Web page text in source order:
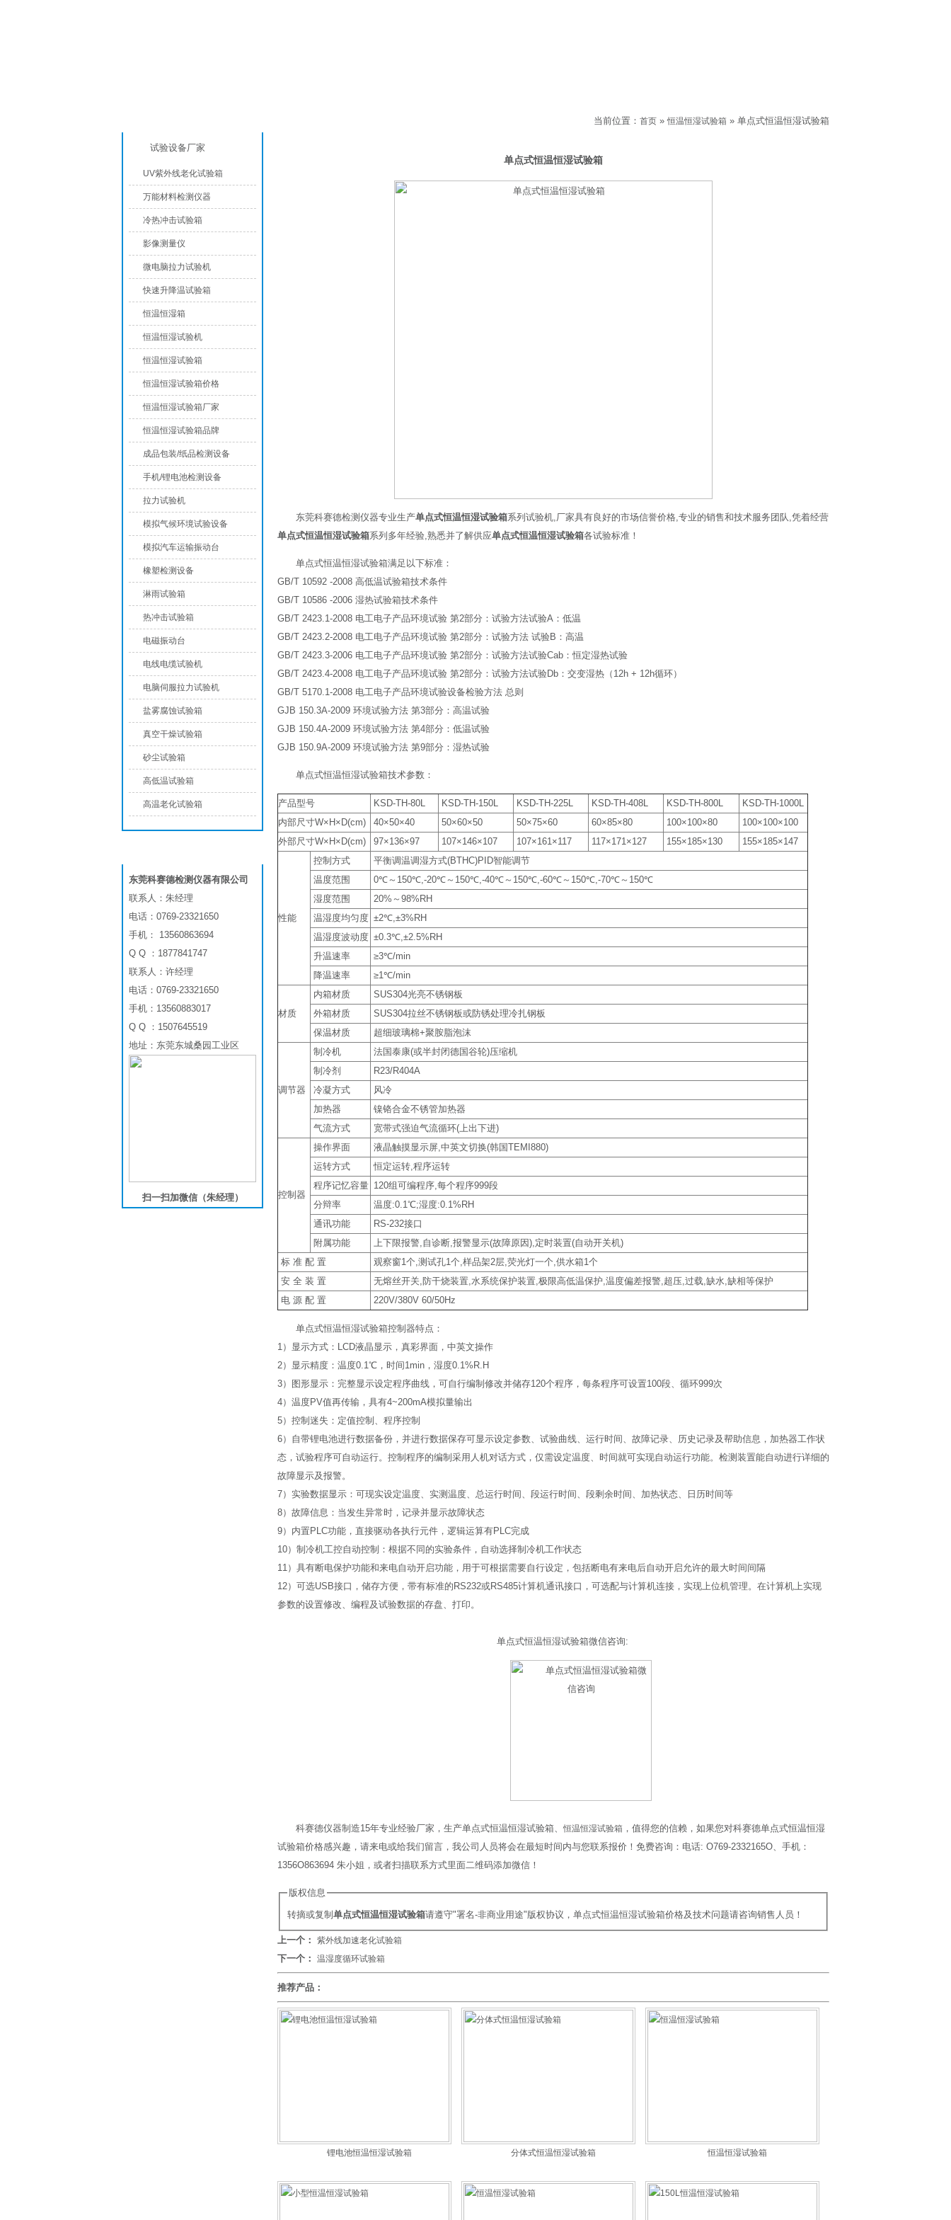
当前位置： 首页 »恒温恒湿试验箱 » 单点式恒温恒湿试验箱
单点式恒温恒湿试验箱
东莞科赛德检测仪器专业生产单点式恒温恒湿试验箱系列试验机,厂家具有良好的市场信誉价格,专业的销售和技术服务团队,凭着经营
单点式恒温恒湿试验箱系列多年经验,熟悉并了解供应单点式恒温恒湿试验箱各试验标准！
单点式恒温恒湿试验箱满足以下标准：
GB/T 10592 -2008 高低温试验箱技术条件
GB/T 10586 -2006 湿热试验箱技术条件
GB/T 2423.1-2008 电工电子产品环境试验 第2部分：试验方法试验A：低温
GB/T 2423.2-2008 电工电子产品环境试验 第2部分：试验方法 试验B：高温
GB/T 2423.3-2006 电工电子产品环境试验 第2部分：试验方法试验Cab：恒定湿热试验
GB/T 2423.4-2008 电工电子产品环境试验 第2部分：试验方法试验Db：交变湿热（12h + 12h循环）
GB/T 5170.1-2008 电工电子产品环境试验设备检验方法 总则
GJB 150.3A-2009 环境试验方法 第3部分：高温试验
GJB 150.4A-2009 环境试验方法 第4部分：低温试验
GJB 150.9A-2009 环境试验方法 第9部分：湿热试验
单点式恒温恒湿试验箱技术参数：
产品型号 KSD-TH-80L KSD-TH-150L KSD-TH-225L KSD-TH-408L KSD-TH-800L
KSD-TH-1000L
内部尺寸W×H×D(cm)
40×50×40 50×60×50 50×75×60 60×85×80 100×100×80
100×100×100
外部尺寸W×H×D(cm)
97×136×97 107×146×107 107×161×117 117×171×127 155×185×130 155×185×147
性能
控制方式
平衡调温调湿方式(BTHC)PID智能调节
温度范围
0℃～150℃,-20℃～150℃,-40℃～150℃,-60℃～150℃,-70℃～150℃
湿度范围
20%～98%RH
温湿度均匀度 ±2℃,±3%RH
温湿度波动度 ±0.3℃,±2.5%RH
升温速率
≥3℃/min
降温速率
≥1℃/min
材质
内箱材质
SUS304光亮不锈钢板
外箱材质
SUS304拉丝不锈钢板或防锈处理冷扎钢板
保温材质
超细玻璃棉+聚胺脂泡沫
调节器
制冷机
法国泰康(或半封闭德国谷轮)压缩机
制冷剂
R23/R404A
冷凝方式
风冷
加热器
镍铬合金不锈管加热器
气流方式
宽带式强迫气流循环(上出下进)
控制器
操作界面
液晶触摸显示屏,中英文切换(韩国TEMI880)
运转方式
恒定运转,程序运转
程序记忆容量 120组可编程序,每个程序999段
分辩率
温度:0.1℃;湿度:0.1%RH
通讯功能
RS-232接口
附属功能
上下限报警,自诊断,报警显示(故障原因),定时装置(自动开关机)
标 准 配 置
观察窗1个,测试孔1个,样品架2层,荧光灯一个,供水箱1个
安 全 装 置
无熔丝开关,防干烧装置,水系统保护装置,极限高低温保护,温度偏差报警,超压,过载,缺水,缺相等保护
电 源 配 置
220V/380V 60/50Hz
单点式恒温恒湿试验箱控制器特点：
1）显示方式：LCD液晶显示，真彩界面，中英文操作
2）显示精度：温度0.1℃，时间1min，湿度0.1%R.H
3）图形显示：完整显示设定程序曲线，可自行编制修改并储存120个程序，每条程序可设置100段、循环999次
4）温度PV值再传输，具有4~200mA模拟量输出
5）控制迷失：定值控制、程序控制
6）自带锂电池进行数据备份，并进行数据保存可显示设定参数、试验曲线、运行时间、故障记录、历史记录及帮助信息，加热器工作状
态，试验程序可自动运行。控制程序的编制采用人机对话方式，仅需设定温度、时间就可实现自动运行功能。检测装置能自动进行详细的
故障显示及报警。
7）实验数据显示：可现实设定温度、实测温度、总运行时间、段运行时间、段剩余时间、加热状态、日历时间等
8）故障信息：当发生异常时，记录并显示故障状态
9）内置PLC功能，直接驱动各执行元件，逻辑运算有PLC完成
10）制冷机工控自动控制：根据不同的实验条件，自动选择制冷机工作状态
11）具有断电保护功能和来电自动开启功能，用于可根据需要自行设定，包括断电有来电后自动开启允许的最大时间间隔
12）可选USB接口，储存方便，带有标准的RS232或RS485计算机通讯接口，可选配与计算机连接，实现上位机管理。在计算机上实现
参数的设置修改、编程及试验数据的存盘、打印。
单点式恒温恒湿试验箱微信咨询:
科赛德仪器制造15年专业经验厂家，生产单点式恒温恒湿试验箱、恒温恒湿试验箱 ，值得您的信赖，如果您对科赛德单点式恒温恒湿
试验箱价格感兴趣，请来电或给我们留言，我公司人员将会在最短时间内与您联系报价！免费咨询：电话: O769-2332165O、手机：
1356O863694 朱小姐，或者扫描联系方式里面二维码添加微信！
版权信息
转摘或复制单点式恒温恒湿试验箱请遵守"署名-非商业用途"版权协议，单点式恒温恒湿试验箱价格及技术问题请咨询销售人员！
上一个： 紫外线加速老化试验箱
下一个： 温湿度循环试验箱
推荐产品：
锂电池恒温恒湿试验箱 分体式恒温恒湿试验箱 恒温恒湿试验箱
试验设备厂家
UV紫外线老化试验箱
万能材料检测仪器
冷热冲击试验箱
影像测量仪
微电脑拉力试验机
快速升降温试验箱
恒温恒湿箱
恒温恒湿试验机
恒温恒湿试验箱
恒温恒湿试验箱价格
恒温恒湿试验箱厂家
恒温恒湿试验箱品牌
成品包装/纸品检测设备
手机/锂电池检测设备
拉力试验机
模拟气候环境试验设备
模拟汽车运输振动台
橡塑检测设备
淋雨试验箱
热冲击试验箱
电磁振动台
电线电缆试验机
电脑伺服拉力试验机
盐雾腐蚀试验箱
真空干燥试验箱
砂尘试验箱
高低温试验箱
高温老化试验箱
东莞科赛德检测仪器有限公司
联系人：朱经理
电话：0769-23321650
手机： 13560863694
Q Q ：1877841747
联系人：许经理
电话：0769-23321650
手机：13560883017
Q Q ：1507645519
地址：东莞东城桑园工业区
扫一扫加微信（朱经理）